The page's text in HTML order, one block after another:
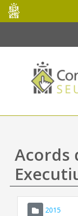
Salta al contingut
Consell
de
Mallorca
Acords
2015